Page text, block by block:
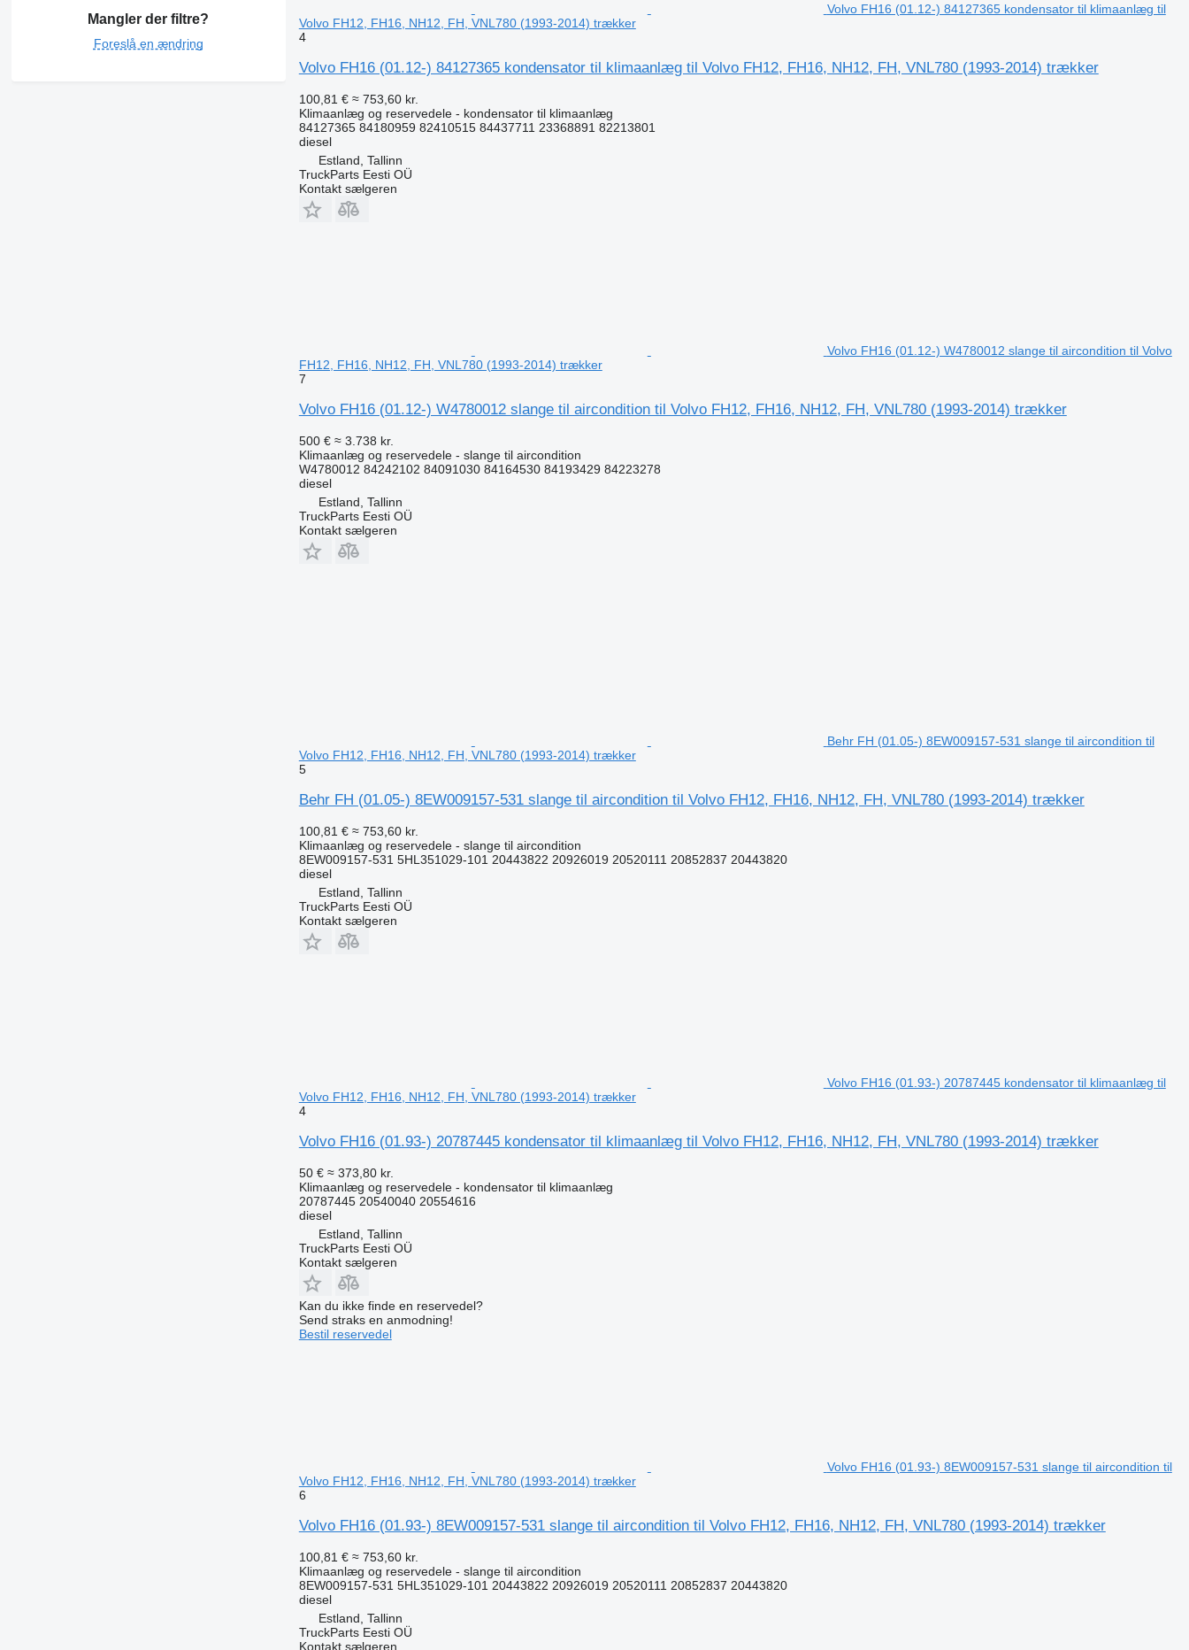
Mangler der filtre?
Foreslå en ændring
Volvo FH16 (01.12-) 84127365 kondensator til klimaanlæg til
Volvo FH12, FH16, NH12, FH, VNL780 (1993-2014) trækker
4
Volvo FH16 (01.12-) 84127365 kondensator til klimaanlæg til Volvo FH12, FH16, NH12, FH, VNL780 (1993-2014) trækker
100,81 € ≈ 753,60 kr.
Klimaanlæg og reservedele - kondensator til klimaanlæg
84127365 84180959 82410515 84437711 23368891 82213801
diesel
Estland, Tallinn
TruckParts Eesti OÜ
Kontakt sælgeren
Volvo FH16 (01.12-) W4780012 slange til aircondition til Volvo
FH12, FH16, NH12, FH, VNL780 (1993-2014) trækker
7
Volvo FH16 (01.12-) W4780012 slange til aircondition til Volvo FH12, FH16, NH12, FH, VNL780 (1993-2014) trækker
500 € ≈ 3.738 kr.
Klimaanlæg og reservedele - slange til aircondition
W4780012 84242102 84091030 84164530 84193429 84223278
diesel
Estland, Tallinn
TruckParts Eesti OÜ
Kontakt sælgeren
Behr FH (01.05-) 8EW009157-531 slange til aircondition til
Volvo FH12, FH16, NH12, FH, VNL780 (1993-2014) trækker
5
Behr FH (01.05-) 8EW009157-531 slange til aircondition til Volvo FH12, FH16, NH12, FH, VNL780 (1993-2014) trækker
100,81 € ≈ 753,60 kr.
Klimaanlæg og reservedele - slange til aircondition
8EW009157-531 5HL351029-101 20443822 20926019 20520111 20852837 20443820
diesel
Estland, Tallinn
TruckParts Eesti OÜ
Kontakt sælgeren
Volvo FH16 (01.93-) 20787445 kondensator til klimaanlæg til
Volvo FH12, FH16, NH12, FH, VNL780 (1993-2014) trækker
4
Volvo FH16 (01.93-) 20787445 kondensator til klimaanlæg til Volvo FH12, FH16, NH12, FH, VNL780 (1993-2014) trækker
50 € ≈ 373,80 kr.
Klimaanlæg og reservedele - kondensator til klimaanlæg
20787445 20540040 20554616
diesel
Estland, Tallinn
TruckParts Eesti OÜ
Kontakt sælgeren
Kan du ikke finde en reservedel?
Send straks en anmodning!
Bestil reservedel
Volvo FH16 (01.93-) 8EW009157-531 slange til aircondition til
Volvo FH12, FH16, NH12, FH, VNL780 (1993-2014) trækker
6
Volvo FH16 (01.93-) 8EW009157-531 slange til aircondition til Volvo FH12, FH16, NH12, FH, VNL780 (1993-2014) trækker
100,81 € ≈ 753,60 kr.
Klimaanlæg og reservedele - slange til aircondition
8EW009157-531 5HL351029-101 20443822 20926019 20520111 20852837 20443820
diesel
Estland, Tallinn
TruckParts Eesti OÜ
Kontakt sælgeren